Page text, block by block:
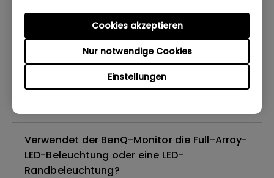
Einstellungen
Nur notwendige Cookies
Cookies akzeptieren
Wieso flackert mein Monitor?
Sind alle BenQ-Monitore oder nur
bestimmte Modelle quecksilberfrei?
Verwendet der BenQ-Monitor die Full-Array-
LED-Beleuchtung oder eine LED-
Randbeleuchtung?